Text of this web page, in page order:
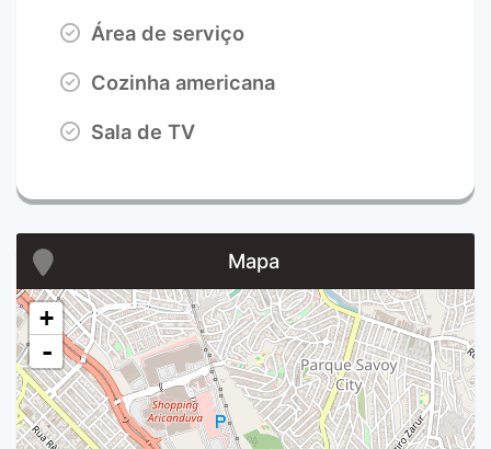
Área de serviço
Cozinha americana
Sala de TV
Mapa
+
-